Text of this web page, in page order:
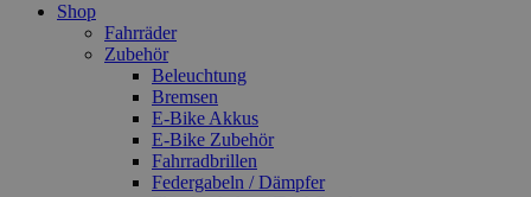
Shop
Fahrräder
Zubehör
Beleuchtung
Bremsen
E-Bike Akkus
E-Bike Zubehör
Fahrradbrillen
Federgabeln / Dämpfer